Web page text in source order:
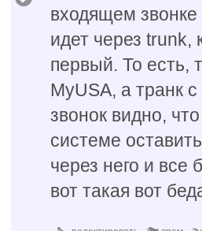
входящем
идет через
первый. То есть,
MyUSA, а транк
звонок видно,
системе
через него и все
вот такая вот